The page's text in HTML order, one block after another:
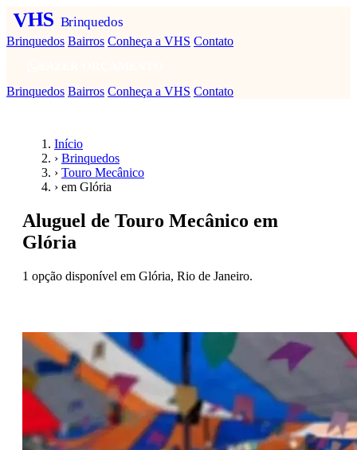
VHS Brinquedos
Brinquedos Bairros Conheça a VHS Contato
Brinquedos Bairros Conheça a VHS Contato
Início
› Brinquedos
› Touro Mecânico
› em Glória
Aluguel de Touro Mecânico em
Glória
1 opção disponível em Glória, Rio de Janeiro.